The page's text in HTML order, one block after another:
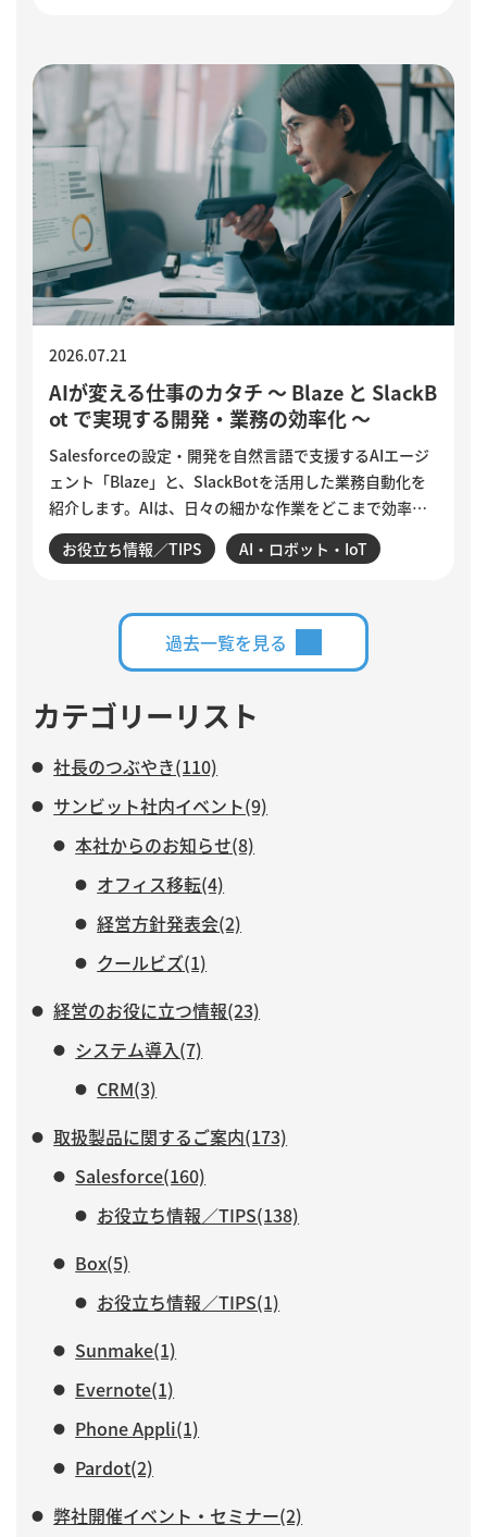
AIが変える仕事のカタチ ～ Blaze と SlackB
ot で実現する開発・業務の効率化 ～
2026.07.21
Salesforceの設定・開発を自然言語で支援するAIエージ
ェント「Blaze」と、SlackBotを活用した業務自動化を
紹介します。AIは、日々の細かな作業をどこまで効率化
できるのでしょうか。設定変更やデータ確認、商談分
析、活動登録漏れの検知・入力など、サンビットで実際
業務と、人がより力を注ぐべき仕事について紹介しま
お役立ち情報／TIPS AI・ロボット・IoT
過去一覧を見る
カテゴリーリスト
社長のつぶやき(110)
サンビット社内イベント(9)
本社からのお知らせ(8)
オフィス移転(4)
経営方針発表会(2)
クールビズ(1)
経営のお役に立つ情報(23)
システム導入(7)
CRM(3)
取扱製品に関するご案内(173)
Salesforce(160)
お役立ち情報／TIPS(138)
Box(5)
お役立ち情報／TIPS(1)
Sunmake(1)
Evernote(1)
Phone Appli(1)
Pardot(2)
弊社開催イベント・セミナー(2)